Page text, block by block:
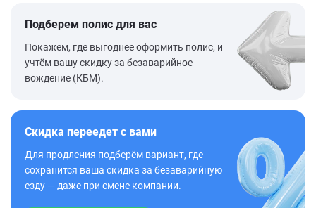
Подберем полис для вас
Покажем, где выгоднее оформить полис, и
учтём вашу скидку за безаварийное
вождение (КБМ).
Скидка переедет с вами
Для продления подберём вариант, где
сохранится ваша скидка за безаварийную
езду — даже при смене компании.